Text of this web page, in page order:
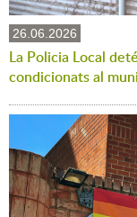
26.06.2026
La Policia Local
condicionats al